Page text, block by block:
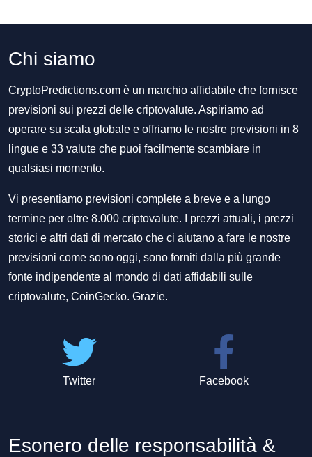
Chi siamo
CryptoPredictions.com è un marchio affidabile che fornisce
previsioni sui prezzi delle criptovalute. Aspiriamo ad
operare su scala globale e offriamo le nostre previsioni in 8
lingue e 33 valute che puoi facilmente scambiare in
qualsiasi momento.
Vi presentiamo previsioni complete a breve e a lungo
termine per oltre 8.000 criptovalute. I prezzi attuali, i prezzi
storici e altri dati di mercato che ci aiutano a fare le nostre
previsioni come sono oggi, sono forniti dalla più grande
fonte indipendente al mondo di dati affidabili sulle
criptovalute, CoinGecko. Grazie.
Twitter Facebook
Esonero delle responsabilità &